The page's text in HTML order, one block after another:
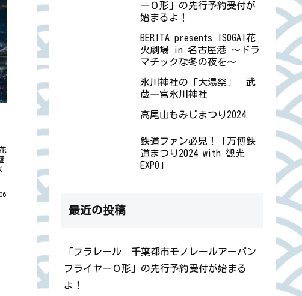
ー０形」の先行予約受付が
始まるよ！
BERITA presents ISOGAI花
火劇場 in 名古屋港 ～ドラ
マチックな冬の夜を～
氷川神社の「大湯祭」 武
蔵一宮氷川神社
高尾山もみじまつり2024
鉄道ファン必見！「万博鉄
道まつり2024 with 観光
EXPO」
最近の投稿
「プラレール 千葉都市モノレールアーバン
フライヤー０形」の先行予約受付が始まる
よ！